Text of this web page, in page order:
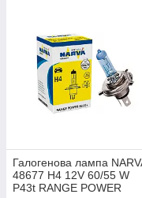
Галогенова лампа
48677 H4 12V 60/55 W
P43t RANGE POWER